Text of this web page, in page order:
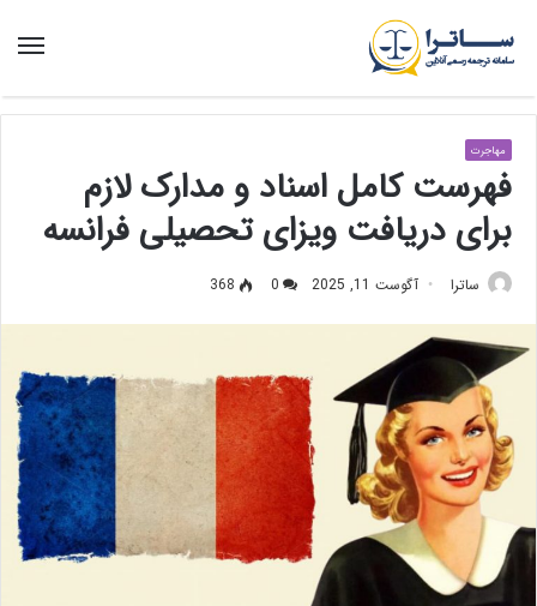
منو
مهاجرت
فهرست کامل اسناد و مدارک لازم
برای دریافت ویزای تحصیلی فرانسه
ساترا آگوست 11, 2025 0
368